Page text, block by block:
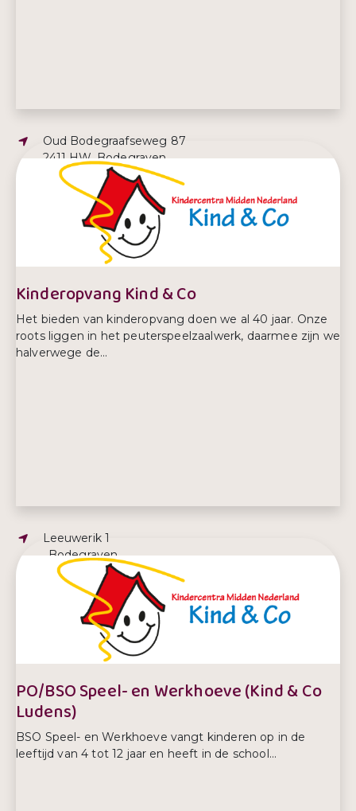
Adres:
Oud Bodegraafseweg 87
2411 HW, Bodegraven
E-mailadres:
martinesmit@het-tuinhuis.nl
Telefoonnummer:
0172 618348
Kinderopvang Kind & Co
Het bieden van kinderopvang doen we al 40 jaar. Onze
roots liggen in het peuterspeelzaalwerk, daarmee zijn we
halverwege de...
Adres:
Leeuwerik 1
, Bodegraven
E-mailadres:
info@kindenco.nl
Telefoonnummer:
030 695 84 69
PO/BSO Speel- en Werkhoeve (Kind & Co
Ludens)
BSO Speel- en Werkhoeve vangt kinderen op in de
leeftijd van 4 tot 12 jaar en heeft in de school...